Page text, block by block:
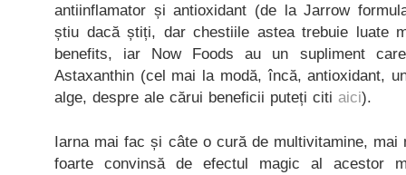
antiinflamator și antioxidant (de la Jarrow
știu dacă știți, dar chestiile astea trebuie luate
benefits, iar Now Foods au un supliment
Astaxanthin (cel mai la modă, încă, antioxidant,
alge, despre ale cărui beneficii puteți citi aici).
Iarna mai fac și câte o cură de multivitamine,
foarte convinsă de efectul magic al acestor